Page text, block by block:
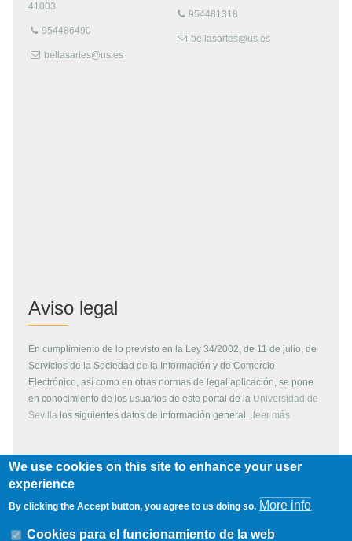
41003
954486490
bellasartes@us.es
954481318
bellasartes@us.es
Aviso legal
En cumplimiento de lo previsto en la Ley 34/2002, de 11 de julio, de
Servicios de la Sociedad de la Información y de Comercio
Electrónico, así como en otras normas de legal aplicación, se pone
en conocimiento de los usuarios de este portal de la Universidad de
Sevilla los siguientes datos de información general... leer más
Copyright
Todos los contenidos de este servidor WEB, son propiedad de la
Universidad de Sevilla, si no se indica lo contrario. Pueden ser
We use cookies on this site to enhance your user
experience
By clicking the Accept button, you agree to us doing so. More info
Cookies para el funcionamiento de la web